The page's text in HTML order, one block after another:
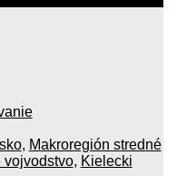
, Makroregión stredné
vojvodstvo, Kielecki